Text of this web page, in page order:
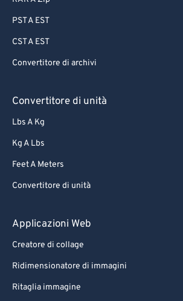
PST A EST
CST A EST
Convertitore di archivi
Convertitore di unità
Lbs A Kg
Kg A Lbs
Feet A Meters
Convertitore di unità
Applicazioni Web
Creatore di collage
Ridimensionatore di immagini
Ritaglia immagine